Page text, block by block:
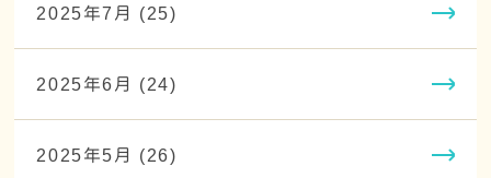
2025年7月 (25)
2025年6月 (24)
2025年5月 (26)